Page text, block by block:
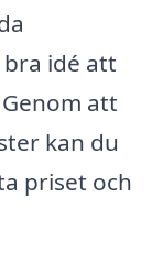
idé att
att
kan du
priset och